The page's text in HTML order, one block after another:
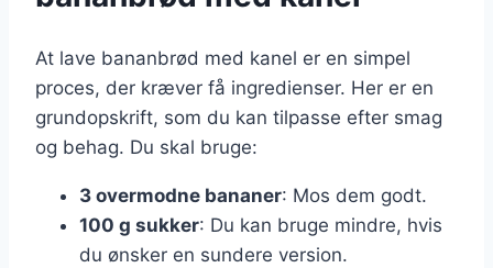
At lave bananbrød med kanel er en simpel
proces, der kræver få ingredienser. Her er en
grundopskrift, som du kan tilpasse efter smag
og behag. Du skal bruge:
3 overmodne bananer: Mos dem godt.
100 g sukker: Du kan bruge mindre, hvis
du ønsker en sundere version.